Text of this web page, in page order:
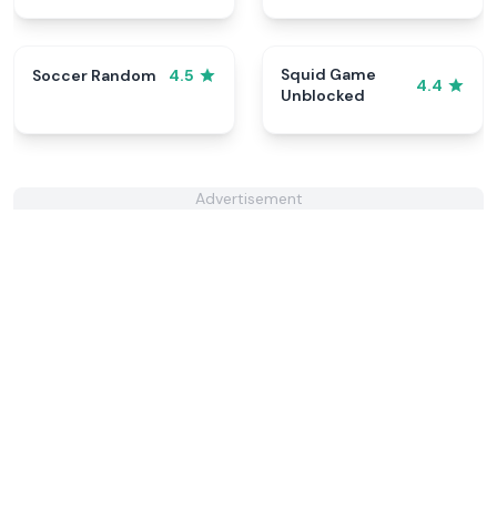
Soccer Random 4.5
Squid Game
Unblocked
4.4
Advertisement